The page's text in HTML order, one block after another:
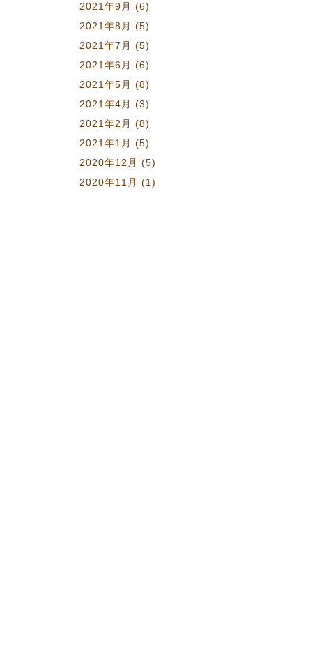
2021年9月 (6)
2021年8月 (5)
2021年7月 (5)
2021年6月 (6)
2021年5月 (8)
2021年4月 (3)
2021年2月 (8)
2021年1月 (5)
2020年12月 (5)
2020年11月 (1)